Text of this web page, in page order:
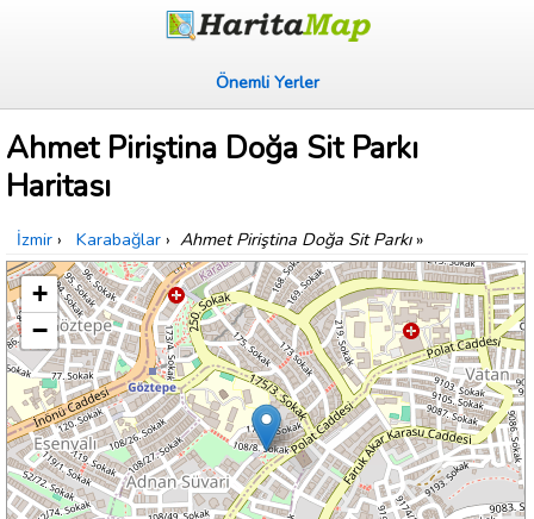
Önemli Yerler
Ahmet Piriştina Doğa Sit Parkı
Haritası
İzmir › Karabağlar › Ahmet Piriştina Doğa Sit Parkı»
+
−